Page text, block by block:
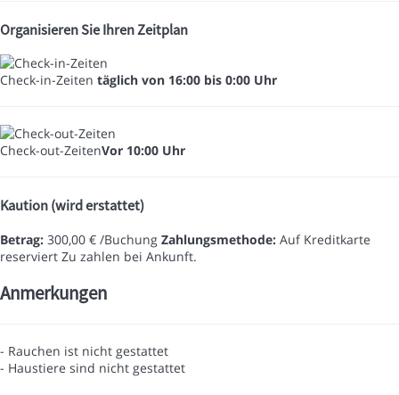
Organisieren Sie Ihren Zeitplan
Check-in-Zeiten täglich von 16:00 bis 0:00 Uhr
Check-out-ZeitenVor 10:00 Uhr
Kaution (wird erstattet)
Betrag: 300,00 € /Buchung Zahlungsmethode: Auf Kreditkarte
reserviert Zu zahlen bei Ankunft.
Anmerkungen
- Rauchen ist nicht gestattet
- Haustiere sind nicht gestattet